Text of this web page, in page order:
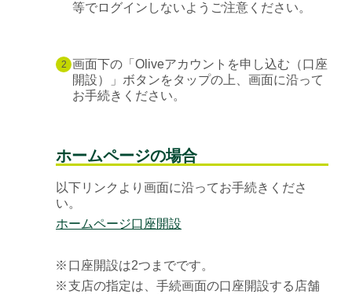
等でログインしないようご注意ください。
2 画面下の「Oliveアカウントを申し込む（口座
開設）」ボタンをタップの上、画面に沿って
お手続きください。
ホームページの場合
以下リンクより画面に沿ってお手続きくださ
い。
ホームページ口座開設
※ 口座開設は2つまでです。
※支店の指定は、手続画面の口座開設する店舗